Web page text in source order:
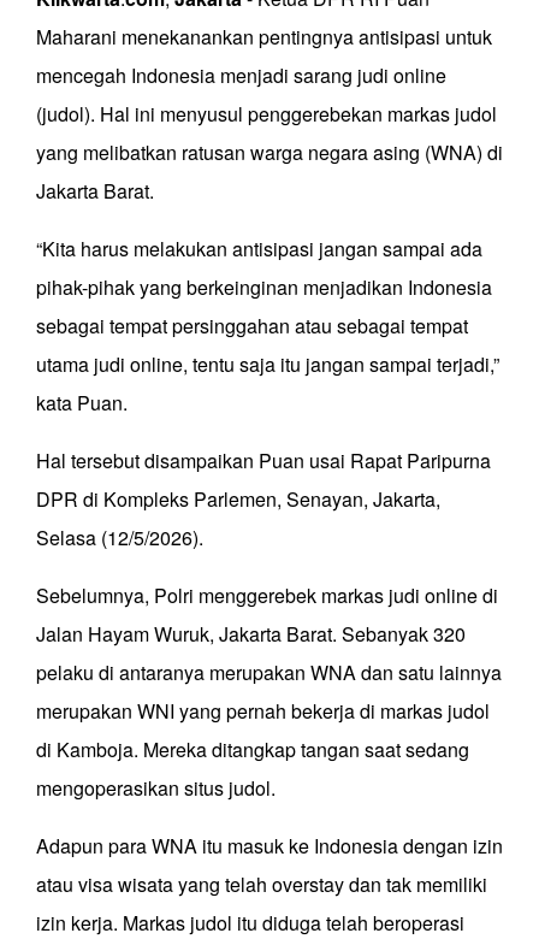
Maharani menekanankan pentingnya antisipasi untuk
mencegah Indonesia menjadi sarang judi online
(judol). Hal ini menyusul penggerebekan markas judol
yang melibatkan ratusan warga negara asing (WNA) di
Jakarta Barat.
“Kita harus melakukan antisipasi jangan sampai ada
pihak-pihak yang berkeinginan menjadikan Indonesia
sebagai tempat persinggahan atau sebagai tempat
utama judi online, tentu saja itu jangan sampai terjadi,”
kata Puan.
Hal tersebut disampaikan Puan usai Rapat Paripurna
DPR di Kompleks Parlemen, Senayan, Jakarta,
Selasa (12/5/2026).
Sebelumnya, Polri menggerebek markas judi online di
Jalan Hayam Wuruk, Jakarta Barat. Sebanyak 320
pelaku di antaranya merupakan WNA dan satu lainnya
merupakan WNI yang pernah bekerja di markas judol
di Kamboja. Mereka ditangkap tangan saat sedang
mengoperasikan situs judol.
Adapun para WNA itu masuk ke Indonesia dengan izin
atau visa wisata yang telah overstay dan tak memiliki
izin kerja. Markas judol itu diduga telah beroperasi